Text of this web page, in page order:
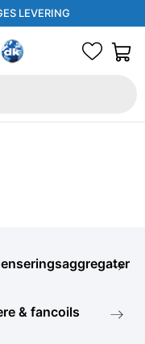
LEVERING
& fancoils